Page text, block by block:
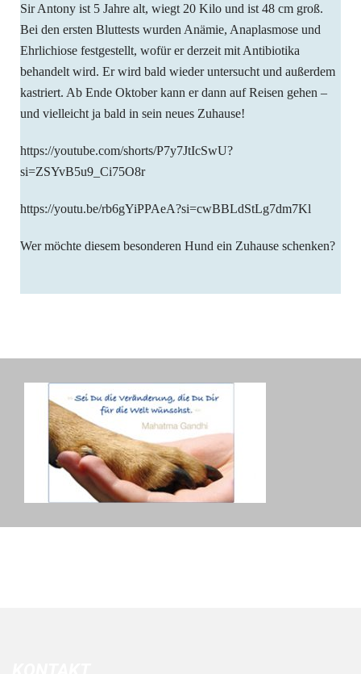
Sir Antony ist 5 Jahre alt, wiegt 20 Kilo und ist 48 cm groß.
Bei den ersten Bluttests wurden Anämie, Anaplasmose und
Ehrlichiose festgestellt, wofür er derzeit mit Antibiotika
behandelt wird. Er wird bald wieder untersucht und außerdem
kastriert. Ab Ende Oktober kann er dann auf Reisen gehen –
und vielleicht ja bald in sein neues Zuhause!
https://youtube.com/shorts/P7y7JtIcSwU?
si=ZSYvB5u9_Ci75O8r
https://youtu.be/rb6gYiPPAeA?si=cwBBLdStLg7dm7Kl
Wer möchte diesem besonderen Hund ein Zuhause schenken?